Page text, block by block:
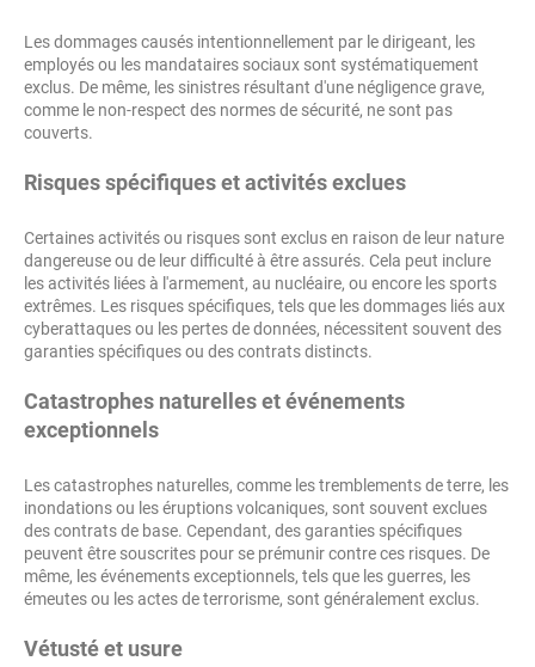
Les dommages causés intentionnellement par le dirigeant, les
employés ou les mandataires sociaux sont systématiquement
exclus. De même, les sinistres résultant d'une négligence grave,
comme le non-respect des normes de sécurité, ne sont pas
couverts.
Risques spécifiques et activités exclues
Certaines activités ou risques sont exclus en raison de leur nature
dangereuse ou de leur difficulté à être assurés. Cela peut inclure
les activités liées à l'armement, au nucléaire, ou encore les sports
extrêmes. Les risques spécifiques, tels que les dommages liés aux
cyberattaques ou les pertes de données, nécessitent souvent des
garanties spécifiques ou des contrats distincts.
Catastrophes naturelles et événements
exceptionnels
Les catastrophes naturelles, comme les tremblements de terre, les
inondations ou les éruptions volcaniques, sont souvent exclues
des contrats de base. Cependant, des garanties spécifiques
peuvent être souscrites pour se prémunir contre ces risques. De
même, les événements exceptionnels, tels que les guerres, les
émeutes ou les actes de terrorisme, sont généralement exclus.
Vétusté et usure